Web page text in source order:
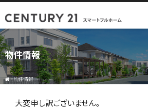
物件情報
>物件情報
大変申し訳ございません。